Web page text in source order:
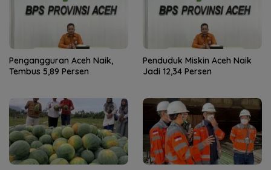
Pengangguran Aceh Naik,
Tembus 5,89 Persen
Penduduk Miskin Aceh Naik
Jadi 12,34 Persen